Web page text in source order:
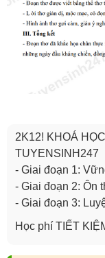
2K12! KHOÁ
TUYENSINH247
- Giai đoạn 1:
- Giai đoạn 2: Ôn
- Giai đoạn 3:
Học phí TIẾT